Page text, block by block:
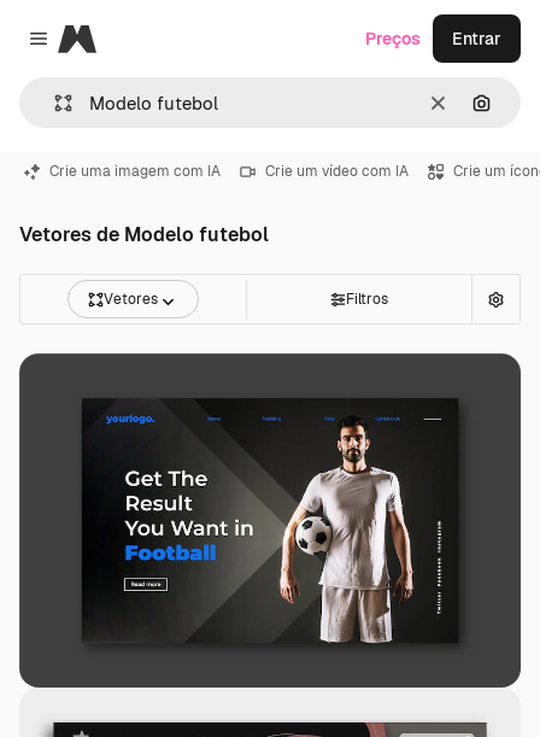
Close menu
Magnific
Limpar
Preços Entrar
Crie uma imagem com IA Crie um vídeo com IA Crie um
Vetores de Modelo futebol
Vetores Filtros